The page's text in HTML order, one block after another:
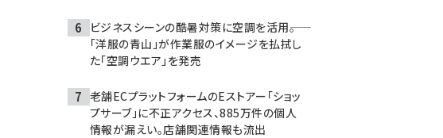
ビジネスシーンの酷暑対策に空調を活用――。
「洋服の青山」が作業服のイメージを払拭し
た「空調ウエア」を発売
老舗ECプラットフォームのEストアー「ショッ
プサーブ」に不正アクセス、885万件の個人
情報が漏えい。店舗関連情報も流出